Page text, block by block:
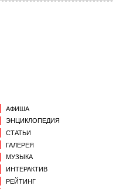
АФИША
ЭНЦИКЛОПЕДИЯ
СТАТЬИ
ГАЛЕРЕЯ
МУЗЫКА
ИНТЕРАКТИВ
РЕЙТИНГ